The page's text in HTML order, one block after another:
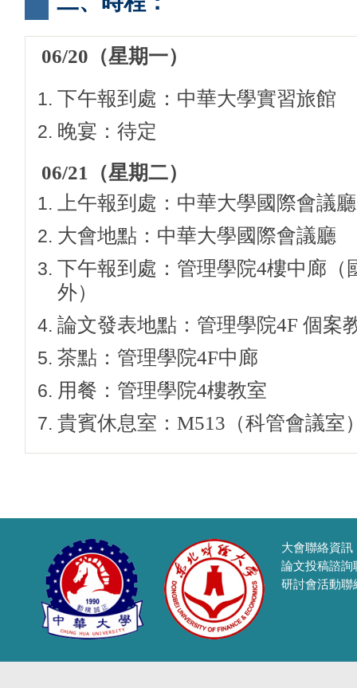
06/20 （星期一）
下午報到處：中華大學實習旅館
晚宴：待定
06/21
（星期二）
上午報到處：中華大學國際會議廳
大會地點：中華大學國際會議廳
下午報到處：管理學院4樓中廊（
外）
論文發表地點：管理學院4F 個案
茶點：管理學院4F中廊
用餐：管理學院4樓教室
貴賓休息室：M513（科管會議室
大會聯絡資訊
論文投稿諮詢
研討會活動聯